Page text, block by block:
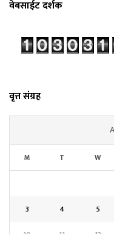
वेबसाईट दर्शक
वृत्त संग्रह
M T W
3
4 5